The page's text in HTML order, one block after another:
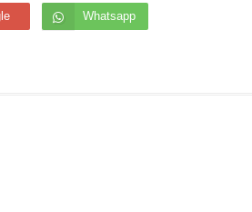
Whatsapp